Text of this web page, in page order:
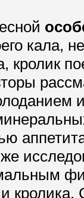
кала,
кролика.